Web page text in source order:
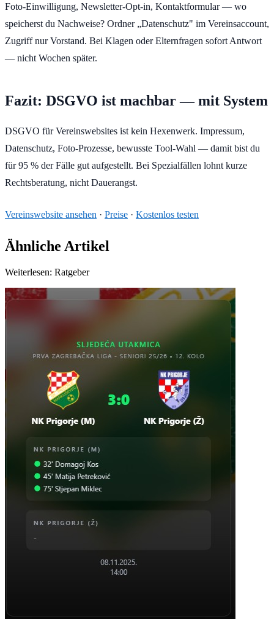
Foto-Einwilligung, Newsletter-Opt-in, Kontaktformular — wo
speicherst du Nachweise? Ordner „Datenschutz" im Vereinsaccount,
Zugriff nur Vorstand. Bei Klagen oder Elternfragen sofort Antwort
— nicht Wochen später.
Fazit: DSGVO ist machbar — mit System
DSGVO für Vereinswebsites ist kein Hexenwerk. Impressum,
Datenschutz, Foto-Prozesse, bewusste Tool-Wahl — damit bist du
für 95 % der Fälle gut aufgestellt. Bei Spezialfällen lohnt kurze
Rechtsberatung, nicht Dauerangst.
Vereinswebsite ansehen · Preise · Kostenlos testen
Ähnliche Artikel
Weiterlesen: Ratgeber